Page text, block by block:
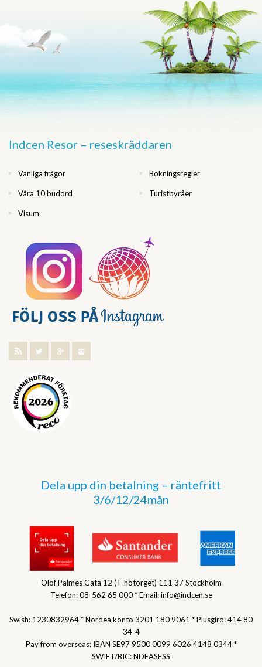
Indcen Resor – reseskräddaren
Vanliga frågor Bokningsregler
Våra 10 budord Turistbyråer
Visum
Dela upp din betalning – räntefritt
3/6/12/24mån
Olof Palmes Gata 12 (T-hötorget) 111 37 Stockholm
Telefon: 08-562 65 000 * Email: info@indcen.se
Swish: 1230832964 * Nordea konto 3201 180 9061 * Plusgiro: 414 80
34-4
Pay from overseas: IBAN SE97 9500 0099 6026 4148 0344 *
SWIFT/BIC: NDEASESS